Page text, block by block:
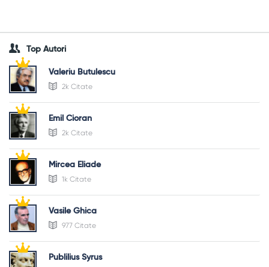
Top Autori
Valeriu Butulescu
2k Citate
Emil Cioran
2k Citate
Mircea Eliade
1k Citate
Vasile Ghica
977 Citate
Publilius Syrus